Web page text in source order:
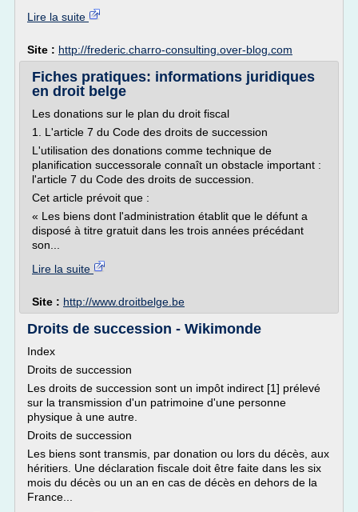
Lire la suite
Site : http://frederic.charro-consulting.over-blog.com
Fiches pratiques: informations juridiques
en droit belge
Les donations sur le plan du droit fiscal
1. L'article 7 du Code des droits de succession
L'utilisation des donations comme technique de
planification successorale connaît un obstacle important :
l'article 7 du Code des droits de succession.
Cet article prévoit que :
« Les biens dont l'administration établit que le défunt a
disposé à titre gratuit dans les trois années précédant
son...
Lire la suite
Site : http://www.droitbelge.be
Droits de succession - Wikimonde
Index
Droits de succession
Les droits de succession sont un impôt indirect [1] prélevé
sur la transmission d'un patrimoine d'une personne
physique à une autre.
Droits de succession
Les biens sont transmis, par donation ou lors du décès, aux
héritiers. Une déclaration fiscale doit être faite dans les six
mois du décès ou un an en cas de décès en dehors de la
France...